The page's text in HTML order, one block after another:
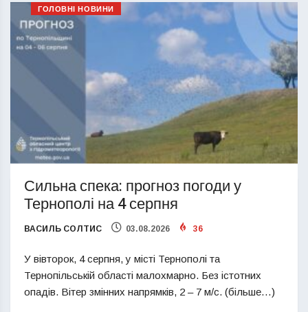
ГОЛОВНІ НОВИНИ
Сильна спека: прогноз погоди у
Тернополі на 4 серпня
ВАСИЛЬ СОЛТИС 03.08.2026 36
У вівторок, 4 серпня, у місті Тернополі та
Тернопільській області малохмарно. Без істотних
опадів. Вітер змінних напрямків, 2 – 7 м/с. (більше…)